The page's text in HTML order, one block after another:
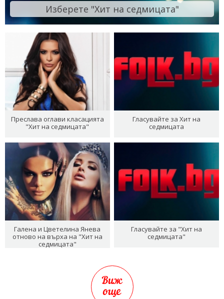
Изберете "Хит на седмицата"
Преслава оглави класацията
"Хит на седмицата"
Гласувайте за Хит на
седмицата
Галена и Цветелина Янева
отново на върха на "Хит на
седмицата"
Гласувайте за "Хит на
седмицата"
Виж
още